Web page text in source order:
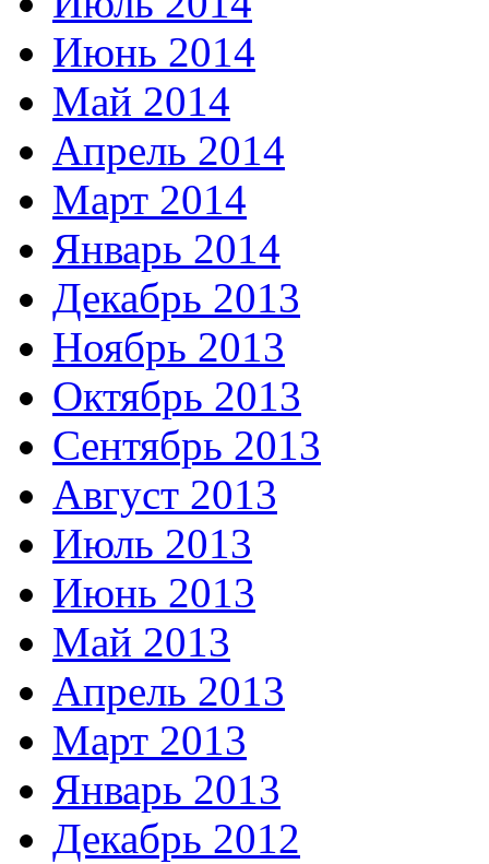
Июнь 2014
Май 2014
Апрель 2014
Март 2014
Январь 2014
Декабрь 2013
Ноябрь 2013
Октябрь 2013
Сентябрь 2013
Август 2013
Июль 2013
Июнь 2013
Май 2013
Апрель 2013
Март 2013
Январь 2013
Декабрь 2012